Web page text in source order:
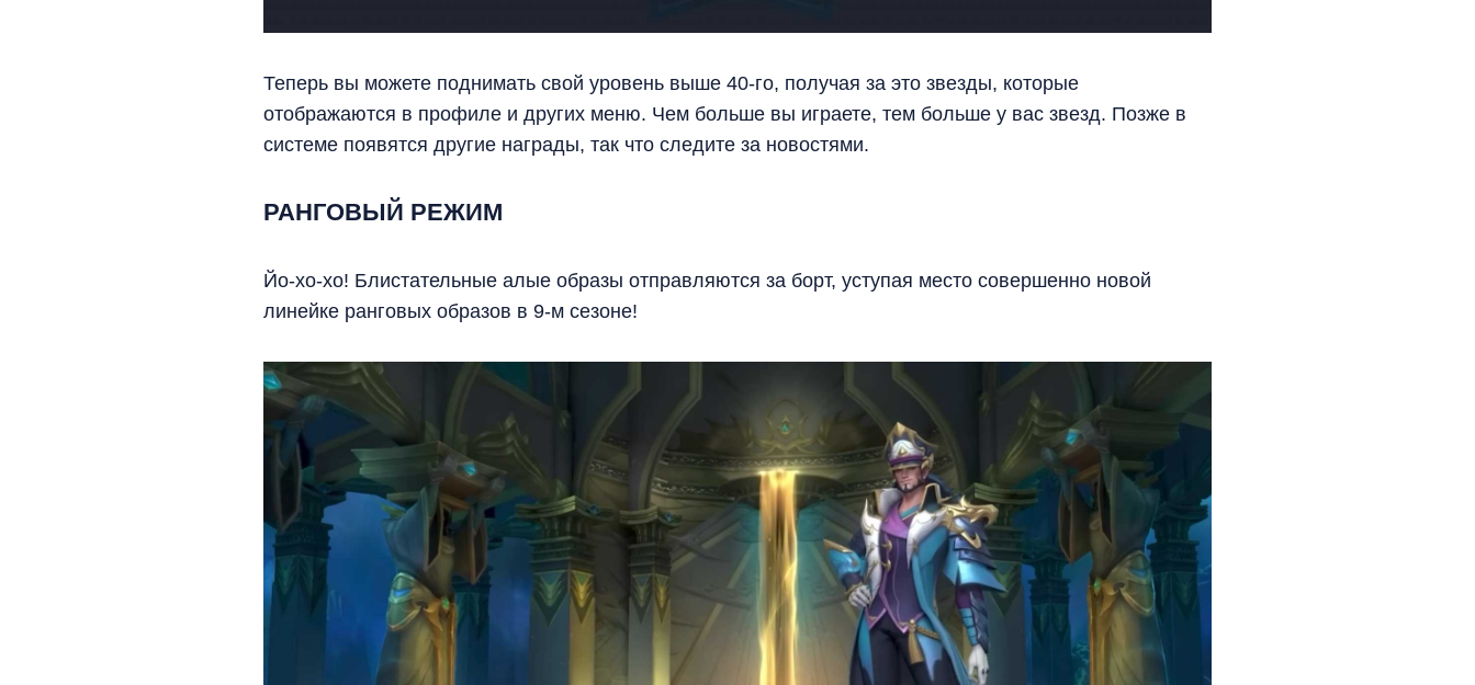
Теперь вы можете поднимать свой уровень выше 40-го, получая за это звезды, которые
отображаются в профиле и других меню. Чем больше вы играете, тем больше у вас звезд. Позже в
системе появятся другие награды, так что следите за новостями.
РАНГОВЫЙ РЕЖИМ
Йо-хо-хо! Блистательные алые образы отправляются за борт, уступая место совершенно новой
линейке ранговых образов в 9-м сезоне!